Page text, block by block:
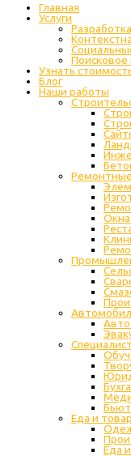
Главная
Услуги
Узнать
Блог
Наши работы
Еда и
Еда